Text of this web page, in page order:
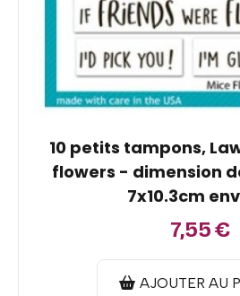
10 petits tampons,
flowers - dimension
7x10.3cm
7,55€
AJOUTER AU